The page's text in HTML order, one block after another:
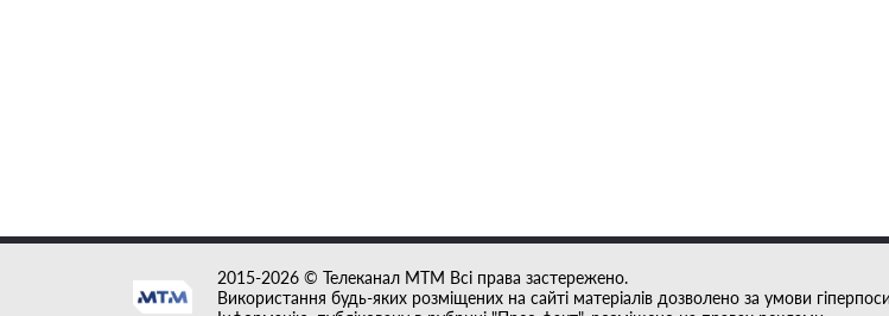
2015-2026 © Телеканал MTM Всі права застережено.
Використання будь-яких розміщених на сайті матеріалів дозволено за умови